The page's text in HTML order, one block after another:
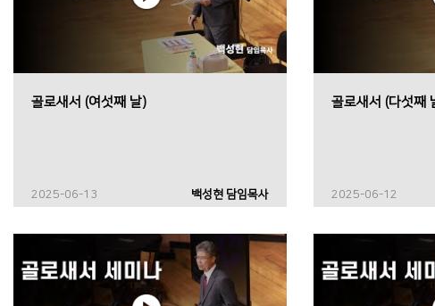
골로새서 (여섯째 날)
2025-06-13 백성현 담임목사
골로새서 (다섯째
2025-06-12